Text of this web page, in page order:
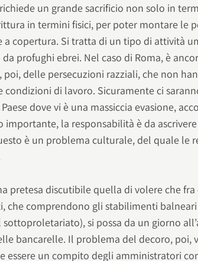
un grande sacrificio non solo in
in termini fisici, per poter montare le
a copertura. Si tratta di un tipo di attività
profughi ebrei. Nel caso di Roma, è
delle persecuzioni razziali, che non
di lavoro. Sicuramente ci
dove vi è una massiccia evasione,
importante, la responsabilità è da
è un problema culturale, del quale le
pretesa discutibile quella di volere che
che comprendono gli stabilimenti
si possa da un giorno
bancarelle. Il problema del decoro, poi,
essere un compito degli amministratori